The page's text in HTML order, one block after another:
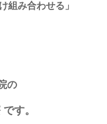
組み合わせる」
の
です。